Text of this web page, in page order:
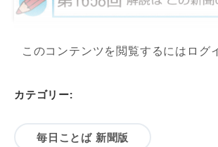
このコンテンツを閲覧するにはログ
カテゴリー:
毎日ことば 新聞版